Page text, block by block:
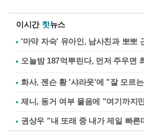
이시간 핫뉴스
'마약 자숙' 유아인, 남사친과 뽀뽀
화사, 젠슨 황 '샤라웃'에 "잘 모르
제니, 동거 여부 물음에 "여기까지
권상우 "내 또래 중 내가 제일 빠